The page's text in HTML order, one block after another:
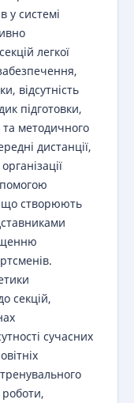
у системі
легкої
відсутність
підготовки,
та методичного
дистанції,
що створюють
секцій,
сучасних